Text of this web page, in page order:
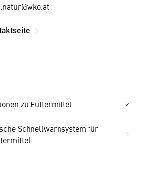
zu Futtermittel
Schnellwarnsystem für